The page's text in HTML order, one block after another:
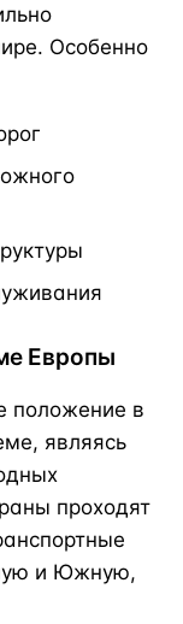
Особенно
Европы
положение в
являясь
проходят
и Южную,